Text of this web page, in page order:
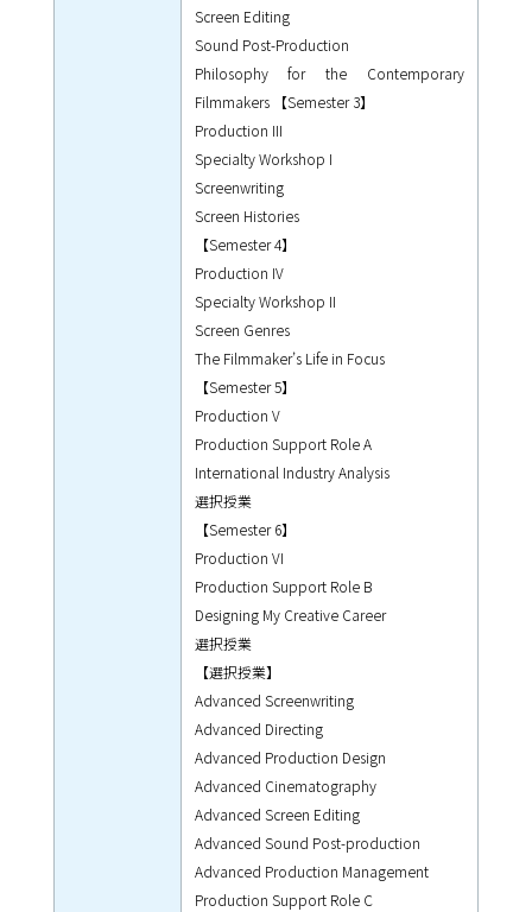
Screen Editing
Sound Post-Production
Philosophy for the Contemporary
Filmmakers 【Semester 3】
Production III
Specialty Workshop I
Screenwriting
Screen Histories
【Semester 4】
Production IV
Specialty Workshop II
Screen Genres
The Filmmaker’s Life in Focus
【Semester 5】
Production V
Production Support Role A
International Industry Analysis
選択授業
【Semester 6】
Production VI
Production Support Role B
Designing My Creative Career
選択授業
【選択授業】
Advanced Screenwriting
Advanced Directing
Advanced Production Design
Advanced Cinematography
Advanced Screen Editing
Advanced Sound Post-production
Advanced Production Management
Production Support Role C